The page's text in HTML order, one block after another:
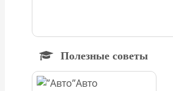
Полезные советы
Авто